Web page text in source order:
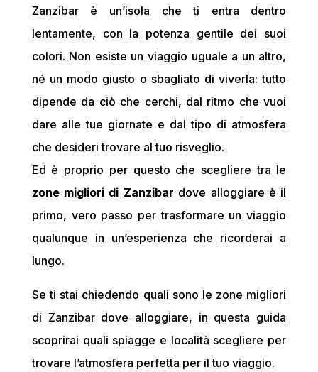
Zanzibar è un’isola cheti entra dentro
lentamente, con la potenza gentile dei suoi
colori. Non esiste unviaggio uguale a un altro,
né un modo giusto o sbagliato diviverla:tutto
dipende da ciò che cerchi, dal ritmo chevuoi
dare alletue giornate e daltipo di atmosfera
che desideritrovare altuo risveglio.
Ed è proprio per questo che sceglieretra le
zone migliori di Zanzibar dove alloggiare è il
primo, vero passo pertrasformare unviaggio
qualunque in un’esperienza che ricorderai a
lungo.
Seti stai chiedendo quali sono le zone migliori
di Zanzibar dove alloggiare, in questa guida
scoprirai quali spiagge e località scegliere per
trovare l’atmosfera perfetta per iltuo viaggio.